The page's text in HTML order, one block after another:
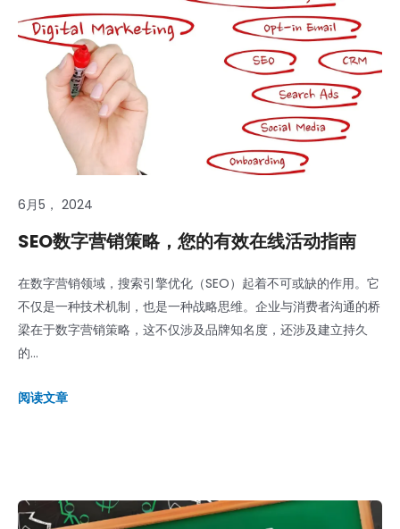
6月5， 2024
SEO数字营销策略，您的有效在线活动指南
在数字营销领域，搜索引擎优化（SEO）起着不可或缺的作用。它
不仅是一种技术机制，也是一种战略思维。企业与消费者沟通的桥
梁在于数字营销策略，这不仅涉及品牌知名度，还涉及建立持久
的...
阅读文章